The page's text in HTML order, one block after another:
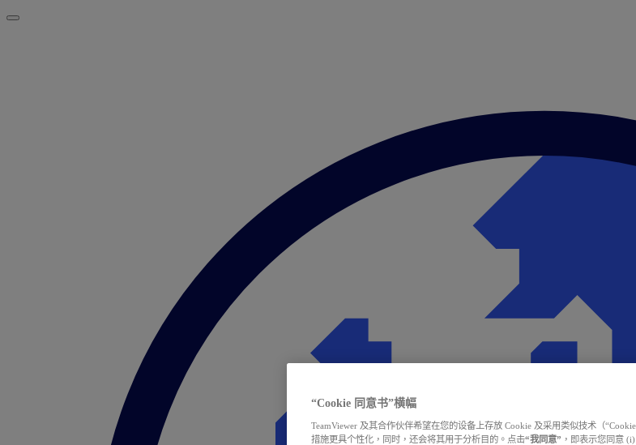
“Cookie 同意书”横幅
TeamViewer 及其合作伙伴希望在您的设备上存放 Cookie 及采用类似技术（
措施更具个性化，同时，还会将其用于分析目的。点击“我同意” ，即表示您同意